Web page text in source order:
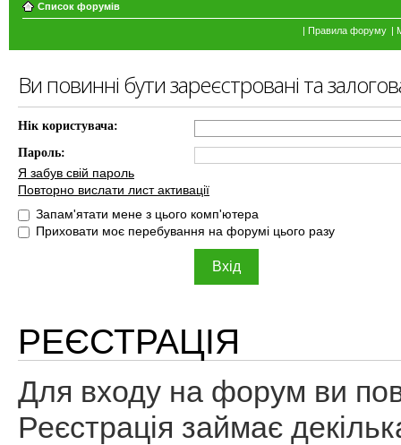
Список форумів
| Правила форуму |
Ви повинні бути зареєстровані та
Нік користувача:
Пароль:
Я забув свій пароль
Повторно вислати лист активації
Запам'ятати мене з цього комп'ютера
Приховати моє перебування на форумі цього разу
РЕЄСТРАЦІЯ
Для входу на форум ви
Реєстрація займає